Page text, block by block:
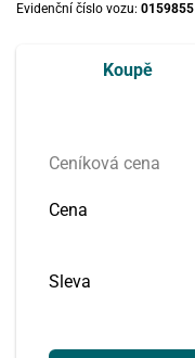
Evidenční číslo vozu: 0159855
Koupě
Ceníková cena
Cena
Sleva